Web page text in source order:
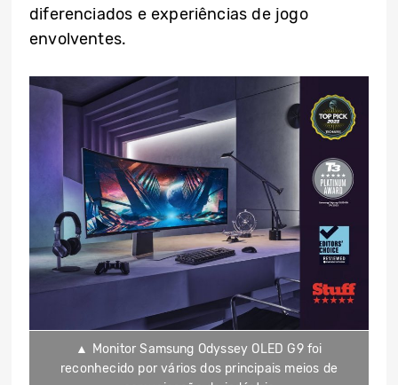
diferenciados e experiências de jogo
envolventes.
▲ Monitor Samsung Odyssey OLED G9 foi
reconhecido por vários dos principais meios de